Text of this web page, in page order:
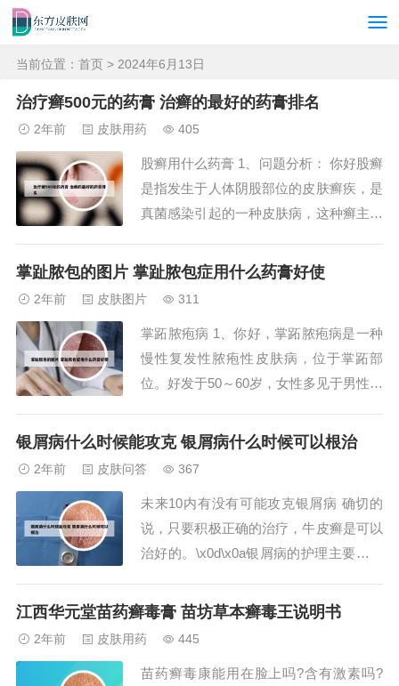
当前位置： 首页 > 2024年6月13日
治疗癣500元的药膏 治癣的最好的药膏排名
2年前 皮肤用药 405
股癣用什么药膏 1、问题分析： 你好股癣
是指发生于人体阴股部位的皮肤癣疾，是
真菌感染引起的一种皮肤病，这种癣主要
位.本病的发生还与局部卫生状况不良和
易复发，对很多药都敏感，一般以外治为
主，不需内...
掌趾脓包的图片 掌趾脓包症用什么药膏好使
2年前 皮肤图片 311
掌跖脓疱病 1、你好，掌跖脓疱病是一种
慢性复发性脓疱性皮肤病，位于掌跖部
位。好发于50～60岁，女性多见于男性。
脓疱，伴角化、鳞屑为临床特征。病因暂
掌跖脓疱主要由于脾虚生湿，湿热内蕴，
或外感...
银屑病什么时候能攻克 银屑病什么时候可以根治
2年前 皮肤问答 367
未来10内有没有可能攻克银屑病 确切的
说，只要积极正确的治疗，牛皮癣是可以
治好的。\x0d\x0a银屑病的护理主要注意
入，除了每天的饮食外，还需增加1—2只
是一种慢性、复发性、自身免疫性...
江西华元堂苗药癣毒膏 苗坊草本癣毒王说明书
2年前 皮肤用药 445
苗药癣毒康能用在脸上吗?含有激素吗?